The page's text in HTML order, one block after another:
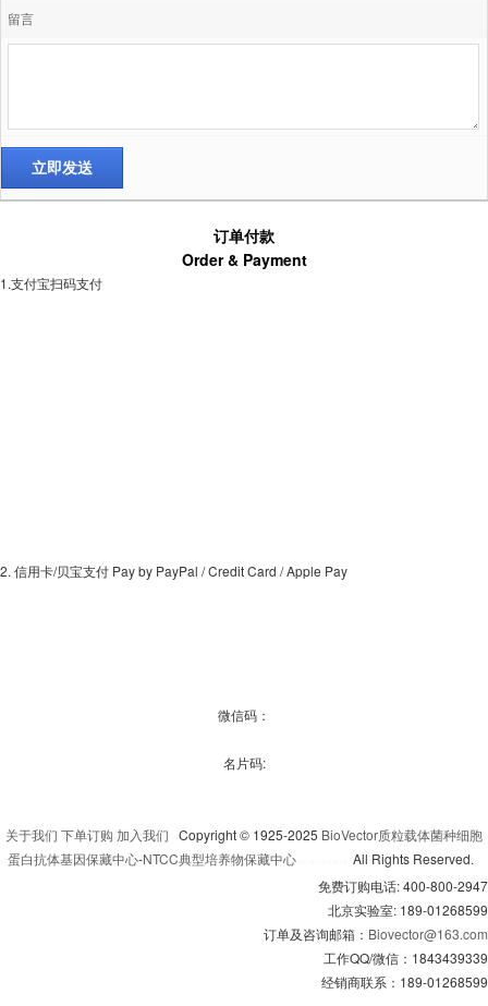
留言
订单付款
Order & Payment
1.支付宝扫码支付
2. 信用卡/贝宝支付 Pay by PayPal / Credit Card / Apple Pay
微信码：
名片码:
关于我们 下单订购 加入我们 Copyright © 1925-2025 BioVector质粒载体菌种细胞
蛋白抗体基因保藏中心-NTCC典型培养物保藏中心
All Rights Reserved.
免费订购电话: 400-800-2947
北京实验室: 189-01268599
订单及咨询邮箱： Biovector@163.com
工作QQ/微信：1843439339
经销商联系：189-01268599